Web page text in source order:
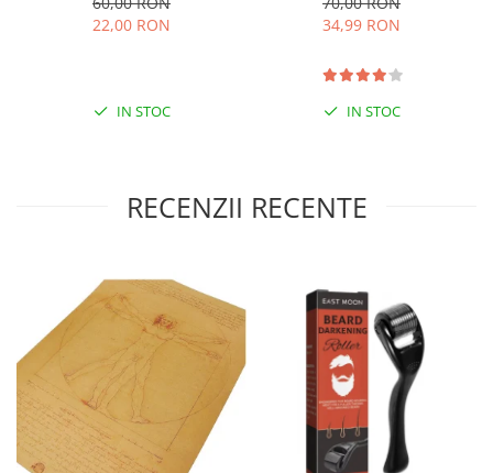
Protect
22,00 RON
IN STOC
34,99 RON
IN STOC
RECENZII RECENTE